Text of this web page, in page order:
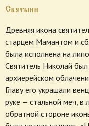
Святыни
Древняя икона
старцем Мамантом и
была исполнена на
Святитель Николай
архиерейском
Главу его украшали
руке — стальной меч, в
обратной стороне